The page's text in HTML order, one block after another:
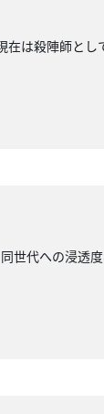
在は殺陣師とし
世代への浸透